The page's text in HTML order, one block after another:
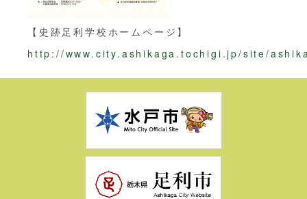
【史跡足利学校ホームページ】
http://www.city.ashikaga.tochigi.jp/site/